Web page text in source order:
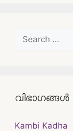
Search
for:
വിഭാഗങ്ങൾ
Kambi Kadha